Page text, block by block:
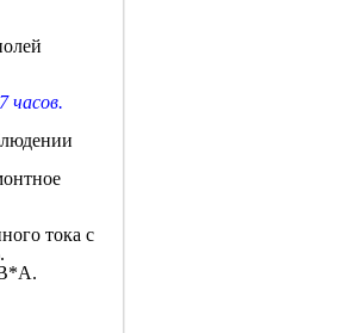
часов.
тока с
В*А.